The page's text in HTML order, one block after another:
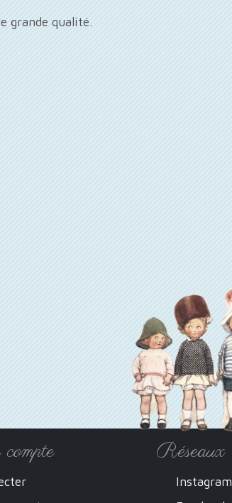
grande qualité.
Réseaux
Instagram